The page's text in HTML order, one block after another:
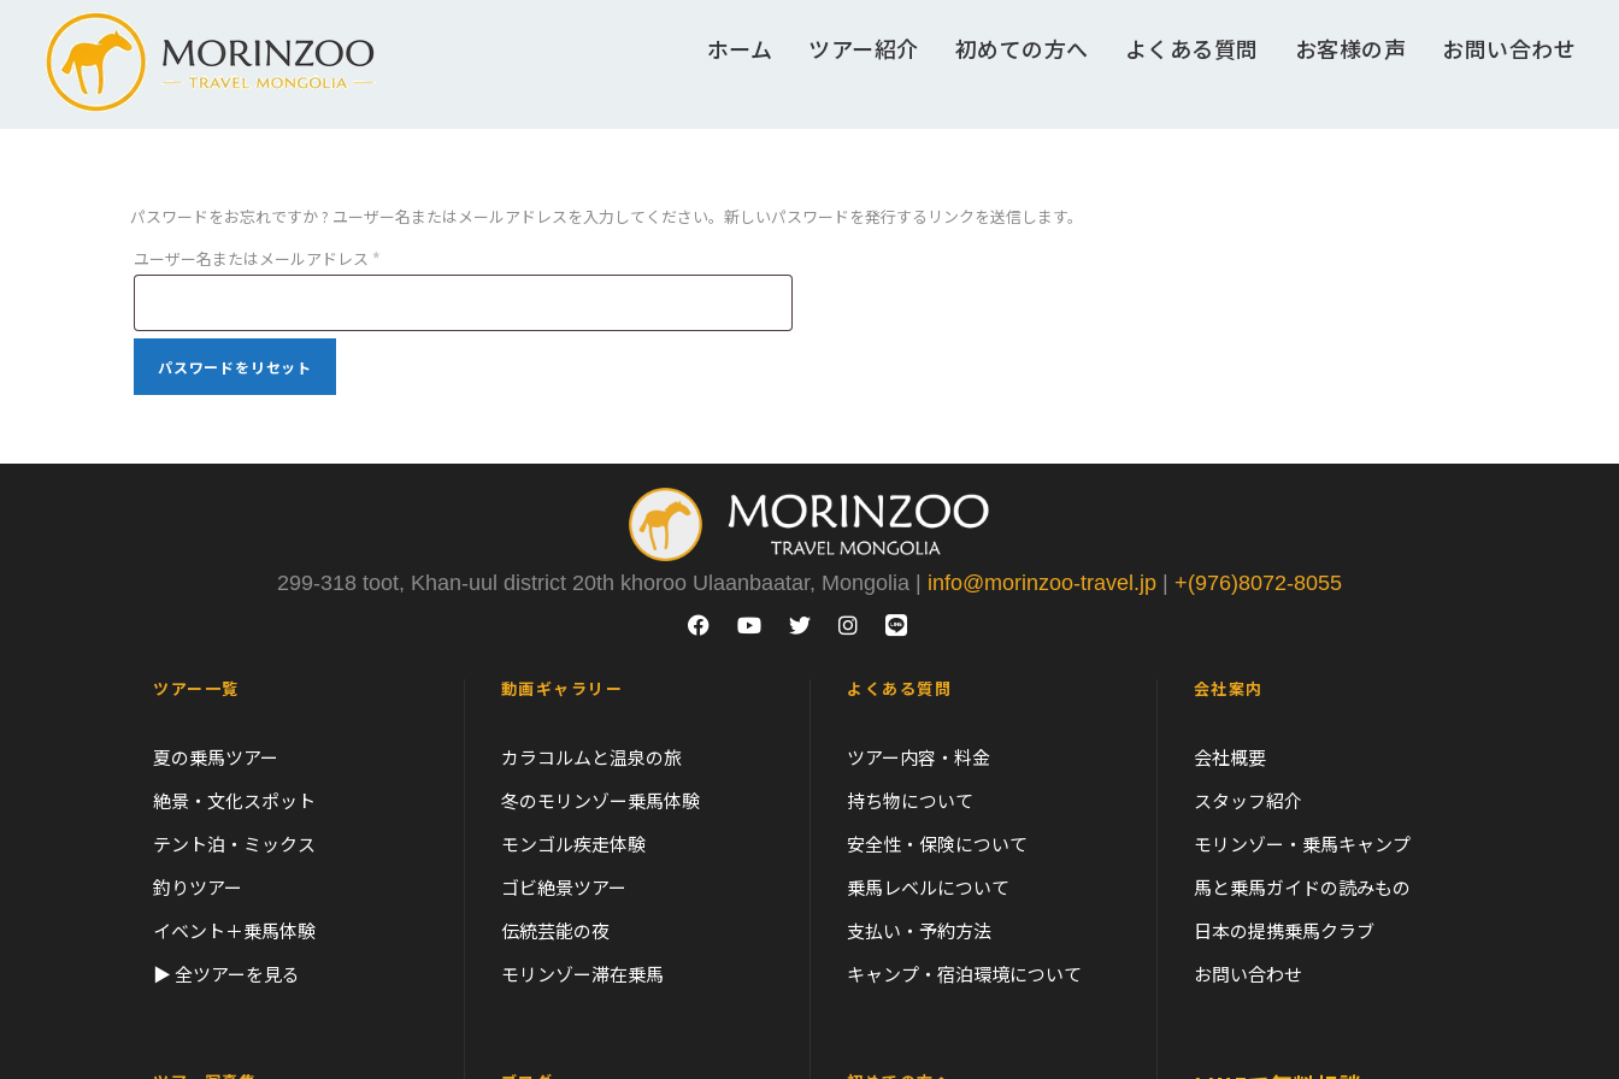
ホーム ツアー紹介 初めての方へ よくある質問 お客様の声 お問い合わせ
パスワードをお忘れですか ? ユーザー名またはメールアドレスを入力してください。新しいパスワードを発行するリンクを送信します。
ユーザー名またはメールアドレス *
パスワードをリセット
299-318 toot, Khan-uul district 20th khoroo Ulaanbaatar, Mongolia | info@morinzoo-travel.jp | +(976)8072-8055
ツアー一覧
夏の乗馬ツアー
絶景・文化スポット
テント泊・ミックス
釣りツアー
イベント＋乗馬体験
▶ 全ツアーを見る
動画ギャラリー
カラコルムと温泉の旅
冬のモリンゾー乗馬体験
モンゴル疾走体験
ゴビ絶景ツアー
伝統芸能の夜
モリンゾー滞在乗馬
よくある質問
ツアー内容・料金
持ち物について
安全性・保険について
乗馬レベルについて
支払い・予約方法
キャンプ・宿泊環境について
会社案内
会社概要
スタッフ紹介
モリンゾー・乗馬キャンプ
馬と乗馬ガイドの読みもの
日本の提携乗馬クラブ
お問い合わせ